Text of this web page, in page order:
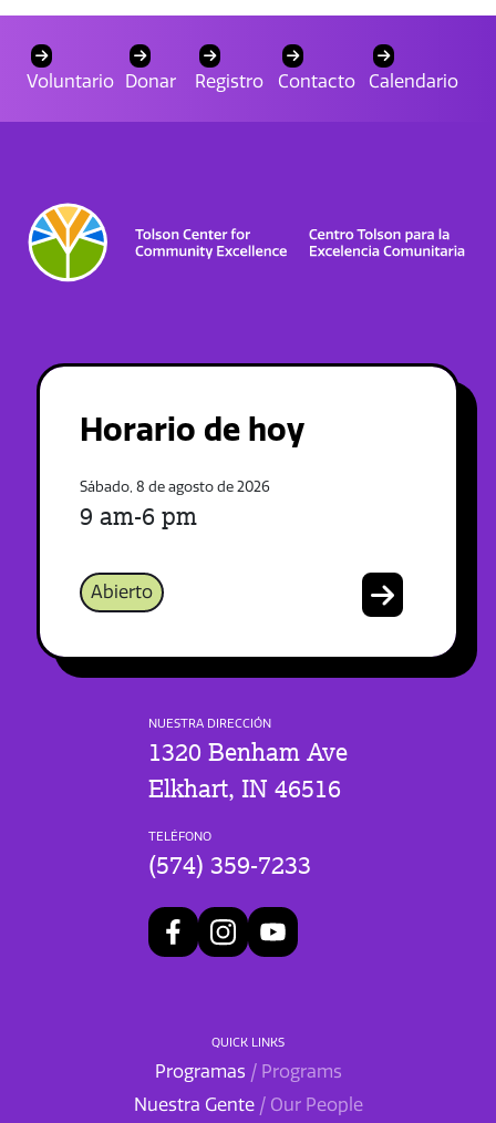
Voluntario Donar Registro Contacto Calendario
Horario de hoy
Sábado, 8 de agosto de 2026
9 am-6 pm
Abierto
NUESTRA DIRECCIÓN
1320 Benham Ave
Elkhart, IN 46516
TELÉFONO
(574) 359-7233
QUICK LINKS
Programas / Programs
Nuestra Gente / Our People